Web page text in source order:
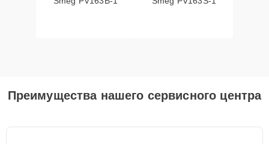
Преимущества нашего сервисного центра